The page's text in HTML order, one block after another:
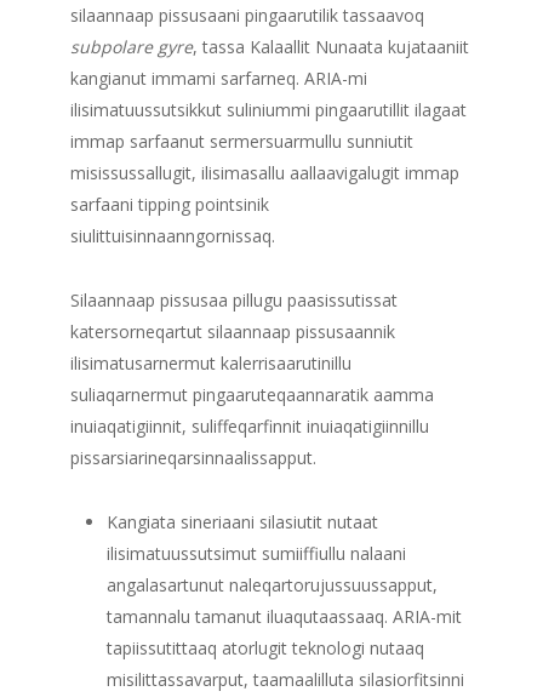
silaannaap pissusaani pingaarutilik tassaavoq
subpolare gyre, tassa Kalaallit Nunaata kujataaniit
kangianut immami sarfarneq. ARIA-mi
ilisimatuussutsikkut suliniummi pingaarutillit ilagaat
immap sarfaanut sermersuarmullu sunniutit
misissussallugit, ilisimasallu aallaavigalugit immap
sarfaani tipping pointsinik
siulittuisinnaanngornissaq.
Silaannaap pissusaa pillugu paasissutissat
katersorneqartut silaannaap pissusaannik
ilisimatusarnermut kalerrisaarutinillu
suliaqarnermut pingaaruteqaannaratik aamma
inuiaqatigiinnit, suliffeqarfinnit inuiaqatigiinnillu
pissarsiarineqarsinnaalissapput.
Kangiata sineriaani silasiutit nutaat
ilisimatuussutsimut sumiiffiullu nalaani
angalasartunut naleqartorujussuussapput,
tamannalu tamanut iluaqutaassaaq. ARIA-mit
tapiissutittaaq atorlugit teknologi nutaaq
misilittassavarput, taamaalilluta silasiorfitsinni